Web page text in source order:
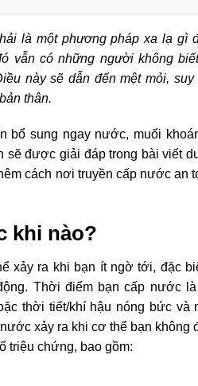
là một phương pháp xa lạ gì
vẫn có những người không
này sẽ dẫn đến mệt mỏi,
thân.
bổ sung ngay nước, muối
sẽ được giải đáp trong bài
biết thêm cách nơi truyền
khi nào?
xảy ra khi bạn ít ngờ tới,
động. Thời điểm bạn cấp
Hoặc thời tiết/khí hậu nóng
Mất nước xảy ra khi cơ
gây ra một số triệu chứng, bao